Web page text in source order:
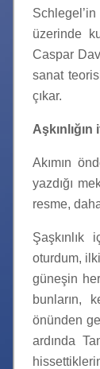
üzerinde
Caspar
sanat
çıkar.
Akımın
yazdığı
resme,
oturdum,
güneşin
bunların,
önünden
ardında